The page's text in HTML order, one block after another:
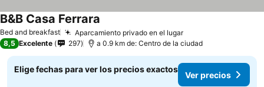
Bed and breakfast Aparcamiento privado en el lugarVer precios
B&B Casa Ferrara
8,5 Excelente 297 a 0.9 km de: Centro de la ciudad
Elige fechas para ver los precios exactos
Ver precios